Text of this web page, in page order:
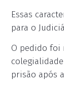
Essas
para o
O pedido foi
prisão após